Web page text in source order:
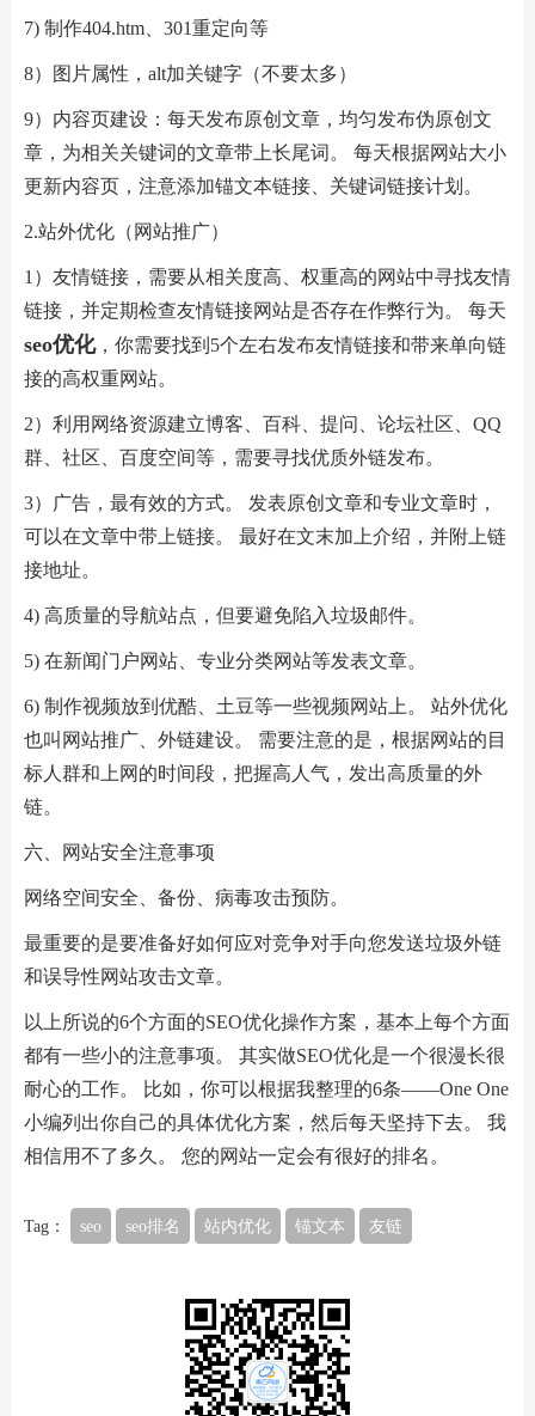
7) 制作404.htm、301重定向等
8）图片属性，alt加关键字（不要太多）
9）内容页建设：每天发布原创文章，均匀发布伪原创文
章，为相关关键词的文章带上长尾词。 每天根据网站大小
更新内容页，注意添加锚文本链接、关键词链接计划。
2.站外优化（网站推广）
1）友情链接，需要从相关度高、权重高的网站中寻找友情
链接，并定期检查友情链接网站是否存在作弊行为。 每天
seo优化，你需要找到5个左右发布友情链接和带来单向链
接的高权重网站。
2）利用网络资源建立博客、百科、提问、论坛社区、QQ
群、社区、百度空间等，需要寻找优质外链发布。
3）广告，最有效的方式。 发表原创文章和专业文章时，
可以在文章中带上链接。 最好在文末加上介绍，并附上链
接地址。
4) 高质量的导航站点，但要避免陷入垃圾邮件。
5) 在新闻门户网站、专业分类网站等发表文章。
6) 制作视频放到优酷、土豆等一些视频网站上。 站外优化
也叫网站推广、外链建设。 需要注意的是，根据网站的目
标人群和上网的时间段，把握高人气，发出高质量的外
链。
六、网站安全注意事项
网络空间安全、备份、病毒攻击预防。
最重要的是要准备好如何应对竞争对手向您发送垃圾外链
和误导性网站攻击文章。
以上所说的6个方面的SEO优化操作方案，基本上每个方面
都有一些小的注意事项。 其实做SEO优化是一个很漫长很
耐心的工作。 比如，你可以根据我整理的6条——One One
小编列出你自己的具体优化方案，然后每天坚持下去。 我
相信用不了多久。 您的网站一定会有很好的排名。
Tag： seo seo排名 站内优化 锚文本 友链